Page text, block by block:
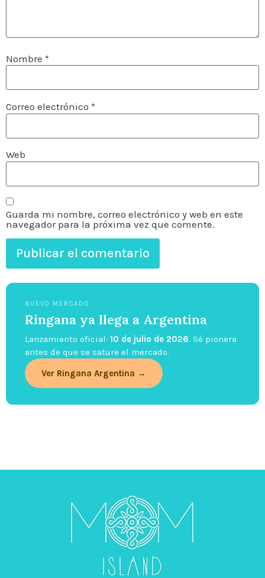
Nombre *
Correo electrónico *
Web
Guarda mi nombre, correo electrónico y web en este
navegador para la próxima vez que comente.
NUEVO MERCADO
Ringana ya llega a Argentina
Lanzamiento oficial: 10 de julio de 2026. Sé pionera
antes de que se sature el mercado.
Ver Ringana Argentina →